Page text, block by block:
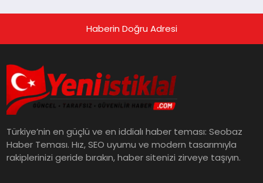
Haberin Doğru Adresi
Türkiye’nin en güçlü ve en iddialı haber teması: Seobaz
Haber Teması. Hız, SEO uyumu ve modern tasarımıyla
rakiplerinizi geride bırakın, haber sitenizi zirveye taşıyın.